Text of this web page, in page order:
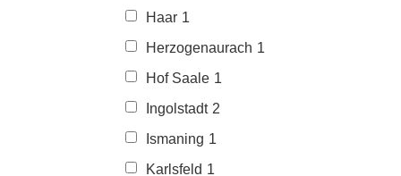
Haar 1
Herzogenaurach 1
Hof Saale 1
Ingolstadt 2
Ismaning 1
Karlsfeld 1